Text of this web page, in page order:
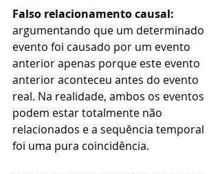
Falso relacionamento causal:
argumentando que um determinado
evento foi causado por um evento
anterior apenas porque este evento
anterior aconteceu antes do evento
real. Na realidade, ambos os eventos
podem estar totalmente não
relacionados e a sequência temporal
foi uma pura coincidência.